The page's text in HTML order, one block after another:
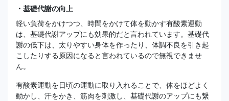
・基礎代謝の向上
軽い負荷をかけつつ、時間をかけて体を動かす有酸素運動
は、基礎代謝アップにも効果的だと言われています。基礎代
謝の低下は、太りやすい身体を作ったり、体調不良を引き起
こしたりする原因になると言われているので無視できませ
ん。
有酸素運動を日頃の運動に取り入れることで、体をほどよく
動かし、汗をかき、筋肉を刺激し、基礎代謝のアップにも繋